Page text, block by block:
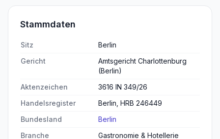
Stammdaten
Sitz
Berlin
Gericht
Amtsgericht Charlottenburg
(Berlin)
Aktenzeichen
3616 IN 349/26
Handelsregister
Berlin, HRB 246449
Bundesland
Berlin
Branche
Gastronomie & Hotellerie